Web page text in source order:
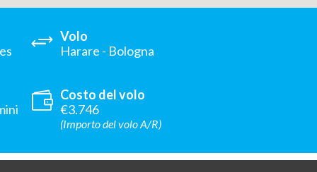
Volo
Harare - Bologna
Costo del volo
€3.746
(Importo del volo A/R)